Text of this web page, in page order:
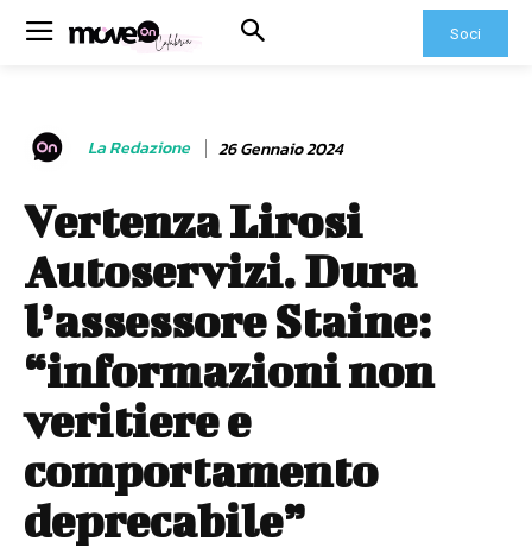
Soci
La Redazione 26 Gennaio 2024
Vertenza Lirosi
Autoservizi. Dura
l’assessore Staine:
“informazioni non
veritiere e
comportamento
deprecabile”